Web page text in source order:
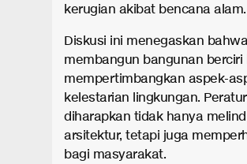
kerugian akibat bencana alam.
Diskusi ini menegaskan
membangun bangunan
mempertimbangkan aspek-
kelestarian lingkungan.
diharapkan tidak hanya
arsitektur, tetapi juga
bagi masyarakat.